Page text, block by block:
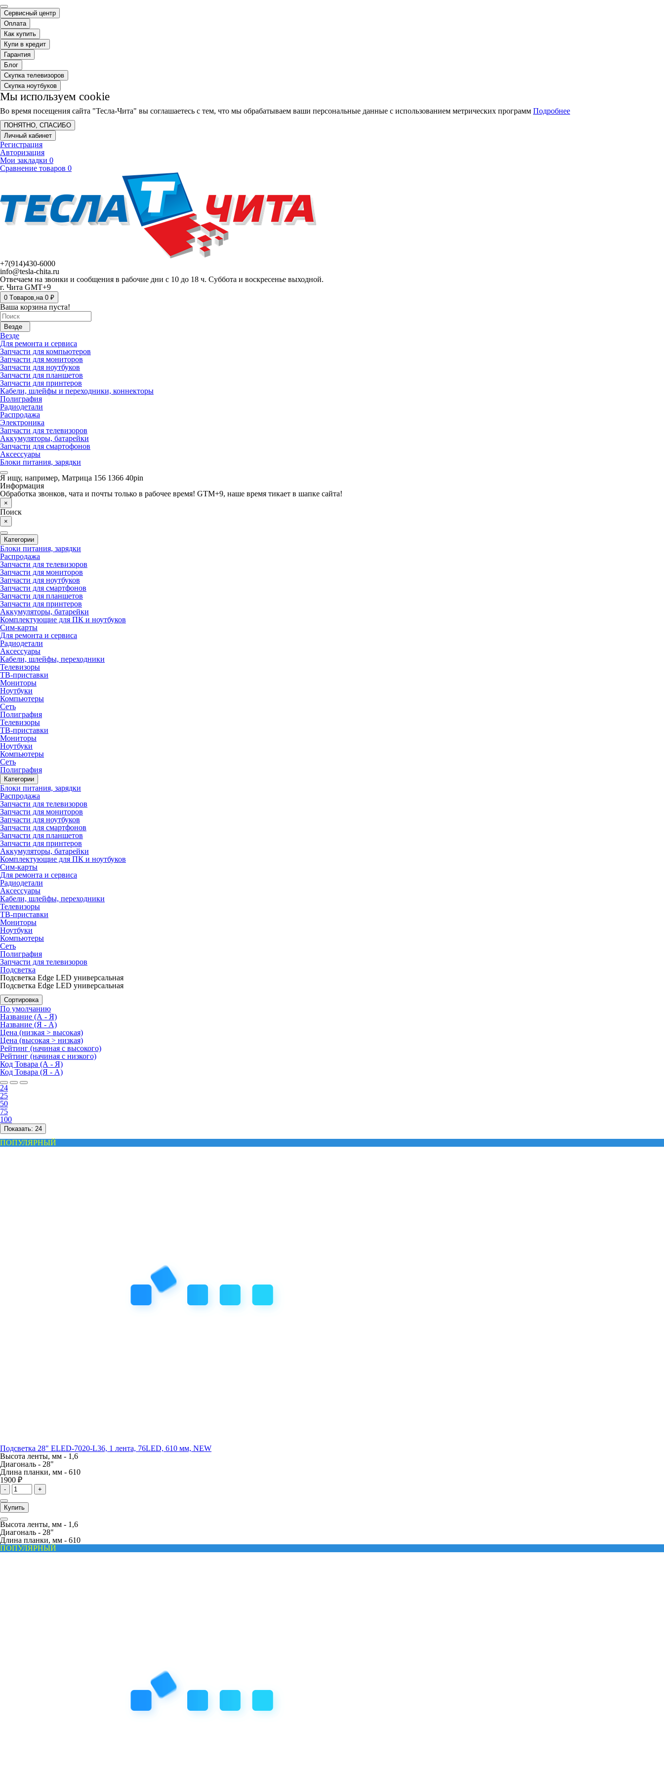
Сервисный центр
Оплата
Как купить
Купи в кредит
Гарантия
Блог
Скупка телевизоров
Скупка ноутбуков
Мы используем cookie
Во время посещения сайта "Тесла-Чита" вы соглашаетесь с тем, что мы обрабатываем ваши персональные данные с использованием метрических программ Подробнее
ПОНЯТНО, СПАСИБО
Личный кабинет
Регистрация
Авторизация
Мои закладки 0
Сравнение товаров 0
+7(914)430-6000
info@tesla-chita.ru
Отвечаем на звонки и сообщения в рабочие дни с 10 до 18 ч. Суббота и воскресенье выходной.
г. Чита GMT+9
0 Tоваров,на 0 ₽
Ваша корзина пуста!
Везде
Везде
Для ремонта и сервиса
Запчасти для компьютеров
Запчасти для мониторов
Запчасти для ноутбуков
Запчасти для планшетов
Запчасти для принтеров
Кабели, шлейфы и переходники, коннекторы
Полиграфия
Радиодетали
Распродажа
Электроника
Запчасти для телевизоров
Аккумуляторы, батарейки
Запчасти для смартофонов
Аксессуары
Блоки питания, зарядки
Я ищу, например, Матрица 156 1366 40pin
Информация
Обработка звонков, чата и почты только в рабочее время! GTM+9, наше время тикает в шапке сайта!
×
Поиск
×
Категории
Блоки питания, зарядки
Распродажа
Запчасти для телевизоров
Запчасти для мониторов
Запчасти для ноутбуков
Запчасти для смартфонов
Запчасти для планшетов
Запчасти для принтеров
Аккумуляторы, батарейки
Комплектующие для ПК и ноутбуков
Сим-карты
Для ремонта и сервиса
Радиодетали
Аксессуары
Кабели, шлейфы, переходники
Телевизоры
ТВ-приставки
Мониторы
Ноутбуки
Компьютеры
Сеть
Полиграфия
Телевизоры
ТВ-приставки
Мониторы
Ноутбуки
Компьютеры
Сеть
Полиграфия
Категории
Блоки питания, зарядки
Распродажа
Запчасти для телевизоров
Запчасти для мониторов
Запчасти для ноутбуков
Запчасти для смартфонов
Запчасти для планшетов
Запчасти для принтеров
Аккумуляторы, батарейки
Комплектующие для ПК и ноутбуков
Сим-карты
Для ремонта и сервиса
Радиодетали
Аксессуары
Кабели, шлейфы, переходники
Телевизоры
ТВ-приставки
Мониторы
Ноутбуки
Компьютеры
Сеть
Полиграфия
Запчасти для телевизоров
Подсветка
Подсветка Edge LED универсальная
Подсветка Edge LED универсальная
Сортировка
По умолчанию
Название (А - Я)
Название (Я - А)
Цена (низкая > высокая)
Цена (высокая > низкая)
Рейтинг (начиная с высокого)
Рейтинг (начиная с низкого)
Код Товара (А - Я)
Код Товара (Я - А)
24
25
50
75
100
Показать: 24
ПОПУЛЯРНЫЙ
Подсветка 28" ELED-7020-L36, 1 лента, 76LED, 610 мм, NEW
Высота ленты, мм - 1,6
Диагональ - 28"
Длина планки, мм - 610
1900 ₽
- +
Купить
Высота ленты, мм - 1,6
Диагональ - 28"
Длина планки, мм - 610
ПОПУЛЯРНЫЙ